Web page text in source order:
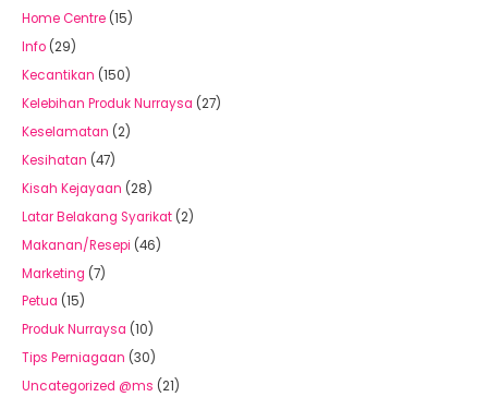
Home Centre (15)
Info (29)
Kecantikan (150)
Kelebihan Produk Nurraysa (27)
Keselamatan (2)
Kesihatan (47)
Kisah Kejayaan (28)
Latar Belakang Syarikat (2)
Makanan/Resepi (46)
Marketing (7)
Petua (15)
Produk Nurraysa (10)
Tips Perniagaan (30)
Uncategorized @ms (21)